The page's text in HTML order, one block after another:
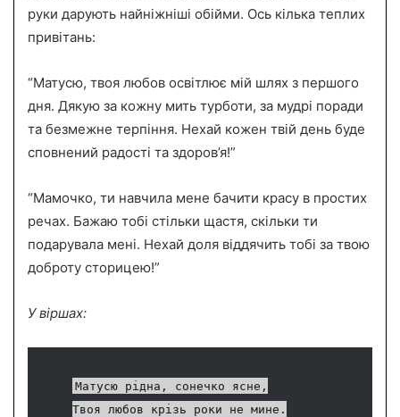
руки дарують найніжніші обійми. Ось кілька теплих
привітань:
“Матусю, твоя любов освітлює мій шлях з першого
дня. Дякую за кожну мить турботи, за мудрі поради
та безмежне терпіння. Нехай кожен твій день буде
сповнений радості та здоров’я!”
“Мамочко, ти навчила мене бачити красу в простих
речах. Бажаю тобі стільки щастя, скільки ти
подарувала мені. Нехай доля віддячить тобі за твою
доброту сторицею!”
У віршах:
Матусю рідна, сонечко ясне,
Твоя любов крізь роки не мине.